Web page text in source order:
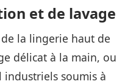
et de lavage
la lingerie haut de
délicat à la main, ou
industriels soumis à